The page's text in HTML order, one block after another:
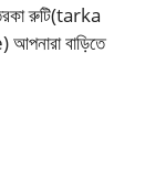
রুটি(tarka
বাড়িতে